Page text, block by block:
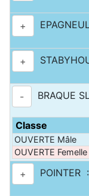
+
+
- BRAQUE
Classe
OUVERTE Mâle
OUVERTE Femelle
+ POINTER